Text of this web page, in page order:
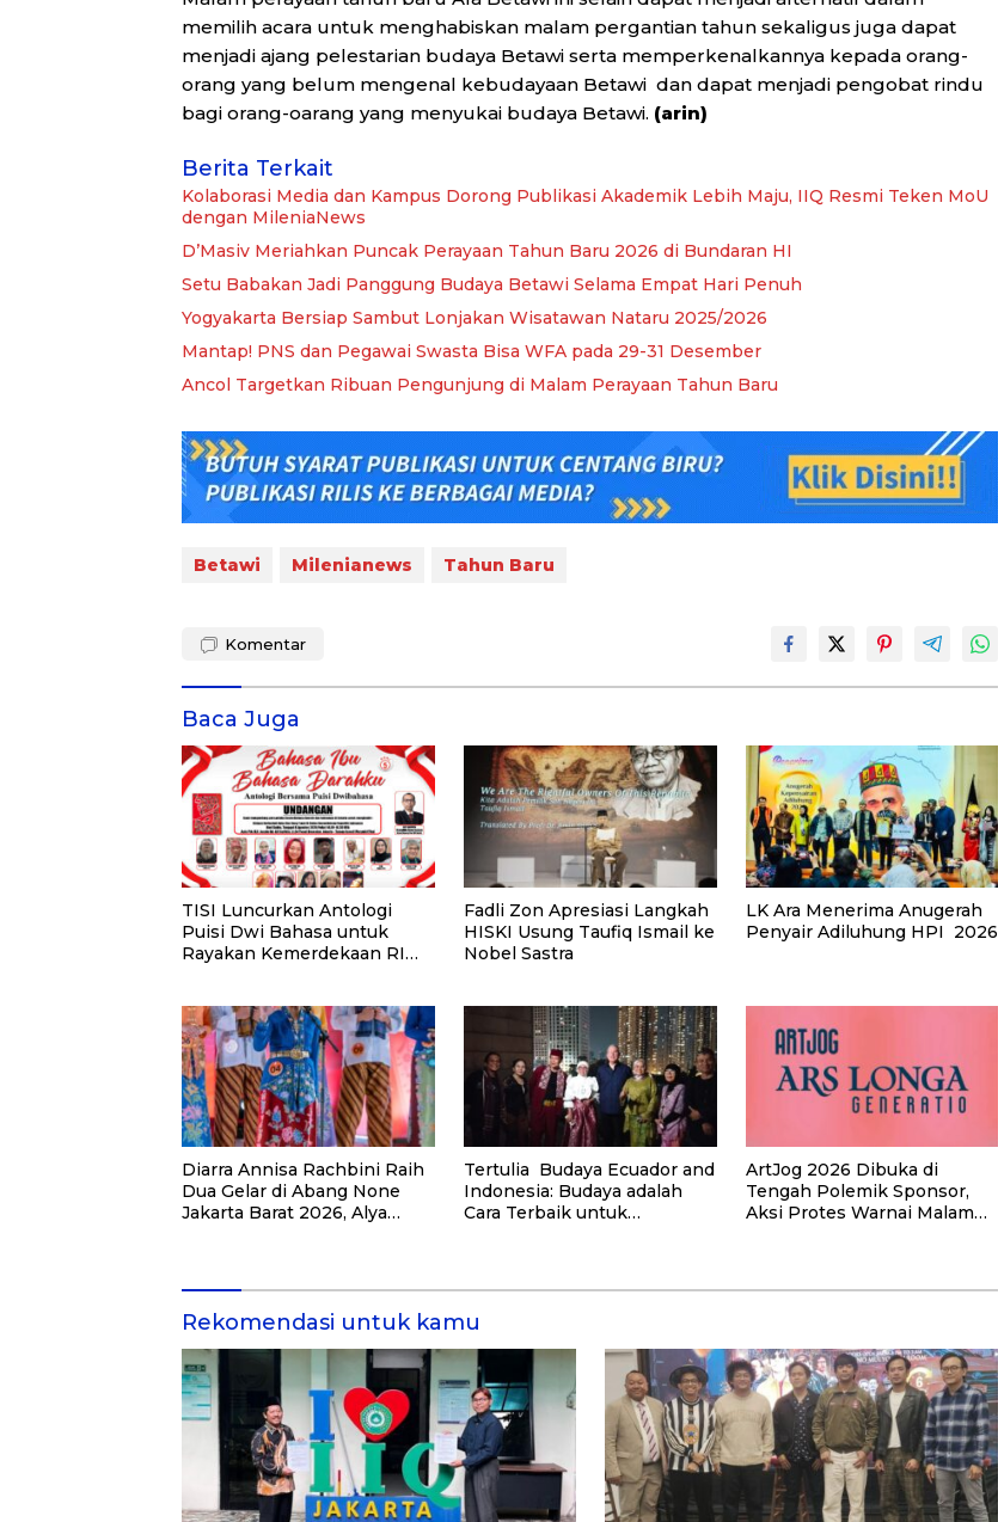
memilih acara untuk menghabiskan malam pergantian tahun sekaligus juga dapat
menjadi ajang pelestarian budaya Betawi serta memperkenalkannya kepada orang-
orang yang belum mengenal kebudayaan Betawi dan dapat menjadi pengobat rindu
bagi orang-oarang yang menyukai budaya Betawi. (arin)
Berita Terkait
Kolaborasi Media dan Kampus Dorong Publikasi Akademik Lebih Maju, IIQ Resmi Teken MoU
dengan MileniaNews
D’Masiv Meriahkan Puncak Perayaan Tahun Baru 2026 di Bundaran HI
Setu Babakan Jadi Panggung Budaya Betawi Selama Empat Hari Penuh
Yogyakarta Bersiap Sambut Lonjakan Wisatawan Nataru 2025/2026
Mantap! PNS dan Pegawai Swasta Bisa WFA pada 29-31 Desember
Ancol Targetkan Ribuan Pengunjung di Malam Perayaan Tahun Baru
Betawi Milenianews Tahun Baru
Komentar
Baca Juga
TISI Luncurkan Antologi
Puisi Dwi Bahasa untuk
Rayakan Kemerdekaan RI
Fadli Zon Apresiasi Langkah
HISKI Usung Taufiq Ismail ke
Nobel Sastra
LK Ara Menerima Anugerah
Penyair Adiluhung HPI 2026
Diarra Annisa Rachbini Raih
Dua Gelar di Abang None
Jakarta Barat 2026, Alya
Tertulia Budaya Ecuador and
Indonesia: Budaya adalah
Cara Terbaik untuk
ArtJog 2026 Dibuka di
Tengah Polemik Sponsor,
Aksi Protes Warnai Malam
Rekomendasi untuk kamu